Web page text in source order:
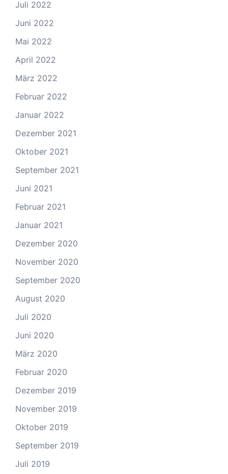
Juli 2022
Juni 2022
Mai 2022
April 2022
März 2022
Februar 2022
Januar 2022
Dezember 2021
Oktober 2021
September 2021
Juni 2021
Februar 2021
Januar 2021
Dezember 2020
November 2020
September 2020
August 2020
Juli 2020
Juni 2020
März 2020
Februar 2020
Dezember 2019
November 2019
Oktober 2019
September 2019
Juli 2019